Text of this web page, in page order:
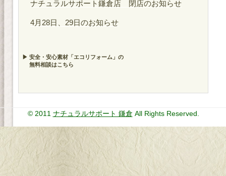
ナチュラルサポート鎌倉店 閉店のお知らせ
4月28日、29日のお知らせ
▶ 安全・安心素材「エコリフォーム」の
無料相談はこちら
© 2011 ナチュラルサポート 鎌倉 All Rights Reserved.